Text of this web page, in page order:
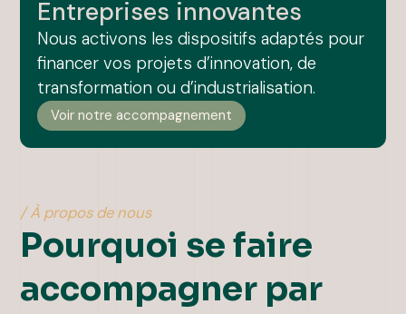
Entreprises innovantes
Nous activons les dispositifs adaptés pour
financer vos projets d’innovation, de
transformation ou d’industrialisation.
Voir notre accompagnement
/ À propos de nous
Pourquoi se faire
accompagner par